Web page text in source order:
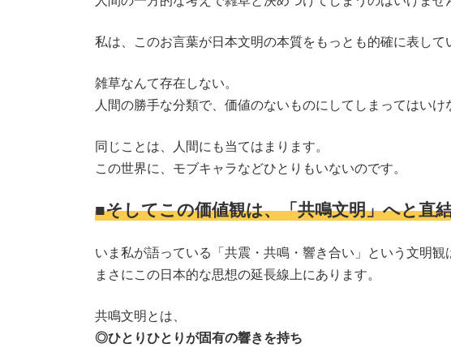
私は、このお言葉が日本文明の本質をもっとも的確に表して
雑草なんて存在しない。
人間の勝手な分類で、価値のないものにしてしまってはいけ
同じことは、人間にも当てはまります。
この世界に、モブキャラなどひとりもいないのです。
■そしてこの価値観は、「共鳴文明」へと直
いま私が語っている「共震・共鳴・響き合い」という文明観
まさにこの日本的な思想の延長線上にあります。
共鳴文明とは、
◎ひとりひとりが固有の響きを持ち